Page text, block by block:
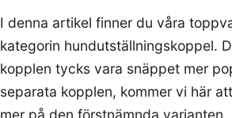
I denna artikel finner du våra
kategorin hundutställningskoppel.
kopplen tycks vara snäppet mer
separata kopplen, kommer vi här
mer på den förstnämnda varianten.